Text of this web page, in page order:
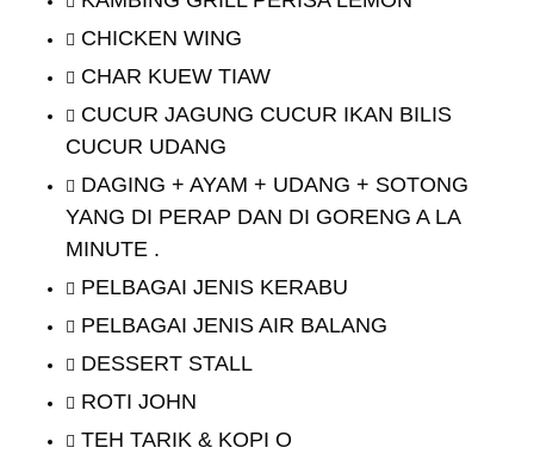
CHICKEN WING
CHAR KUEW TIAW
CUCUR JAGUNG CUCUR IKAN BILIS
CUCUR UDANG
DAGING + AYAM + UDANG + SOTONG
YANG DI PERAP DAN DI GORENG A LA
MINUTE .
PELBAGAI JENIS KERABU
PELBAGAI JENIS AIR BALANG
DESSERT STALL
ROTI JOHN
TEH TARIK & KOPI O